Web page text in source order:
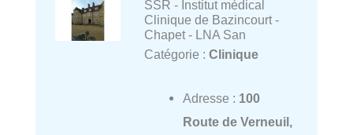
SSR - Institut médical
Clinique de Bazincourt -
Chapet - LNA San
Catégorie : Clinique
Adresse : 100
Route de Verneuil,